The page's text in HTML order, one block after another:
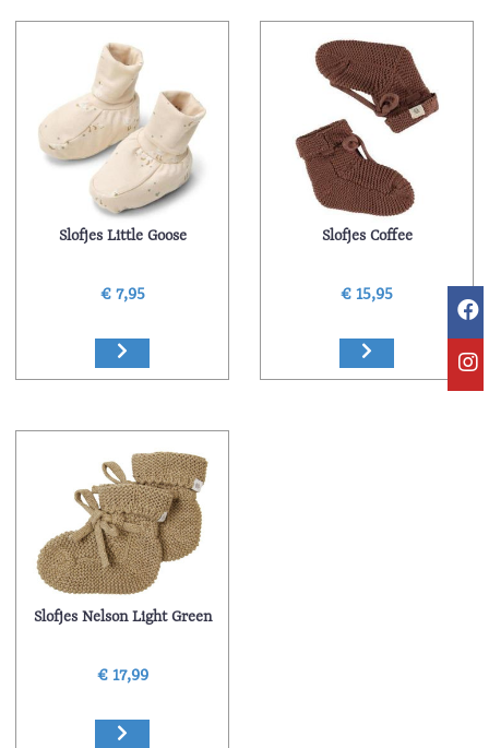
Slofjes Little Goose
€ 7,95
Slofjes Coffee
€ 15,95
Slofjes Nelson Light Green
€ 17,99